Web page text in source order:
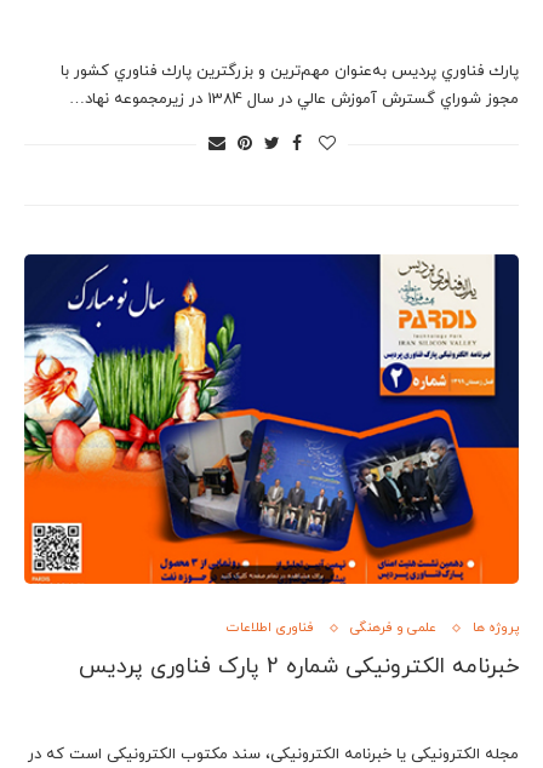
پارك فناوري پرديس به‌عنوان مهم‌ترين و بزرگترين پارك فناوري كشور با
مجوز شوراي گسترش آموزش عالي در سال 1384 در زيرمجموعه نهاد…
پروژه ها علمی و فرهنگی فناوری اطلاعات
خبرنامه الکترونیکی شماره 2 پارک فناوری پردیس
مجله الکترونیکی یا خبرنامه الکترونیکی، سند مکتوب الکترونیکی است که در